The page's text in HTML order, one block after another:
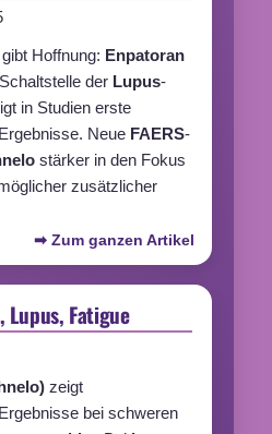
Hoffnung: Enpatoran
der Lupus-
in Studien erste
Neue FAERS-
stärker in den Fokus
zusätzlicher
➡ Zum ganzen Artikel
Lupus, Fatigue
) zeigt
bei schweren